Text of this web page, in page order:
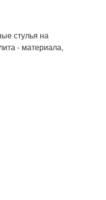
стулья на
- материала,